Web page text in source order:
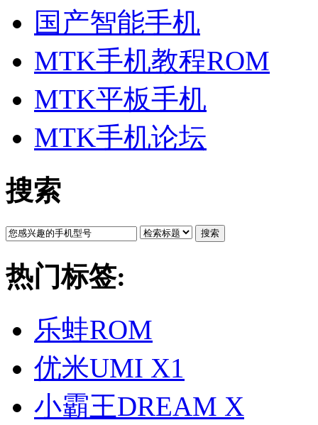
国产智能手机
MTK手机教程ROM
MTK平板手机
MTK手机论坛
搜索
搜索
热门标签:
乐蛙ROM
优米UMI X1
小霸王DREAM X